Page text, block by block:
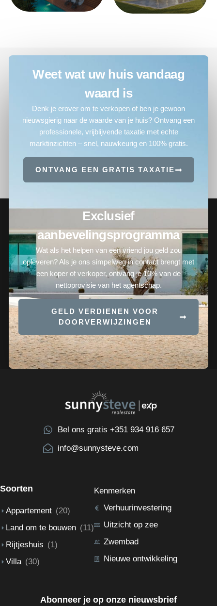
Weet wat uw huis vandaag
waard is
Denk je erover om te verkopen of ben je gewoon
nieuwsgierig naar de waarde van je huis? Ontvang een
professionele, vrijblijvende taxatie met echte
marktinzichten – snel, nauwkeurig en 100% gratis.
ONTVANG EEN GRATIS TAXATIE
Exclusief
aanbevelingsprogramma
Wat als het helpen van een vriend jou geld zou
opleveren? Als je ons simpelweg in contact brengt met
een koper of verkoper, ontvang je 10% van de
nettoprovisie van het agentschap.
GELD VERDIENEN VOOR
DOORVERWIJZINGEN
Bel ons gratis +351 934 916 657
info@sunnysteve.com
Soorten
Appartement (20)
Land om te bouwen (11)
Rijtjeshuis (1)
Villa (30)
Kenmerken
Verhuurinvestering
Uitzicht op zee
Zwembad
Nieuwe ontwikkeling
Abonneer je op onze nieuwsbrief